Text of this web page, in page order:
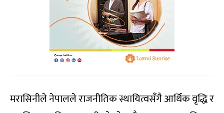
मरासिनीले नेपालले राजनीतिक स्थायित्वसँगै आर्थिक वृद्धि र